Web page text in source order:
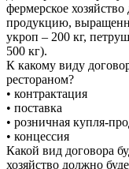
фермерское
продукцию,
укроп – 200 кг,
500 кг).
К какому виду
рестораном?
• контрактация
• поставка
• розничная купля-
• концессия
Какой вид договора
хозяйство должно